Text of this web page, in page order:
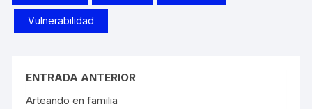
Vulnerabilidad
ENTRADA ANTERIOR
Arteando en familia